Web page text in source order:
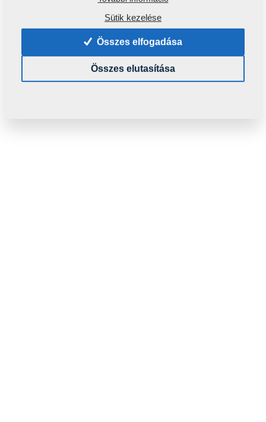
Tömeg: 0,1550 Kg
ÁFA-val
pc.:
A kosárba
helyezés
Sütik kezelése
Összes elfogadása
Összes elutasítása